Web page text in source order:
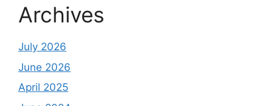
Archives
July 2026
June 2026
April 2025